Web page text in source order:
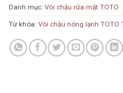
Danh mục: Vòi chậu rửa mặt TOTO
Từ khóa: Vòi chậu nóng lạnh TOTO